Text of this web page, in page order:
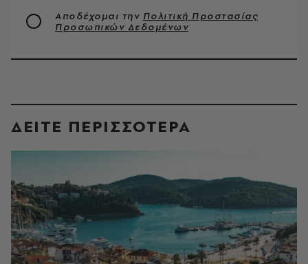
Αποδέχομαι την Πολιτική Προστασίας
Προσωπικών Δεδομένων
ΔΕΙΤΕ ΠΕΡΙΣΣΟΤΕΡΑ